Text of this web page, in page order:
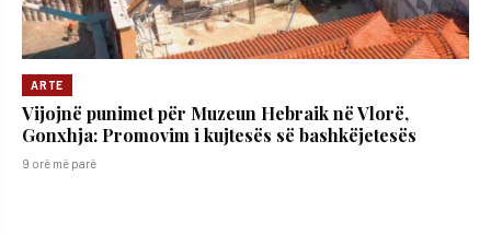
ARTE
Vijojnë punimet për Muzeun Hebraik në Vlorë,
Gonxhja: Promovim i kujtesës së bashkëjetesës
9 orë më parë